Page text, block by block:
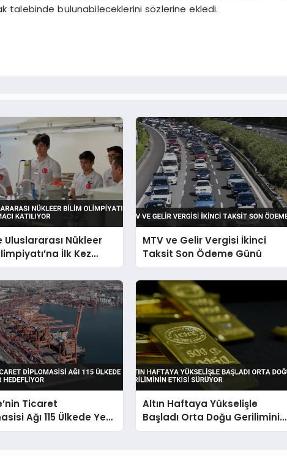
talebinde bulunabileceklerini sözlerine ekledi.
Uluslararası Nükleer
İlk Kez
Katılıyor
MTV ve Gelir Vergisi İkinci
Taksit Son Ödeme Günü
Ticaret
Ağı 115 Ülkede Yeni
Hedefliyor
Altın Haftaya Yükselişle
Başladı Orta Doğu Geriliminin
Etkisi Sürüyor